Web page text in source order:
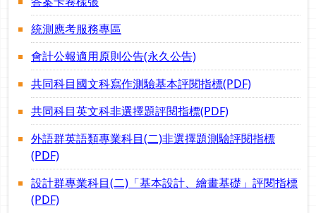
統測應考服務專區
會計公報適用原則公告(永久公告)
共同科目國文科寫作測驗基本評閱指標(PDF)
共同科目英文科非選擇題評閱指標(PDF)
外語群英語類專業科目(二)非選擇題測驗評閱指標
(PDF)
設計群專業科目(二)「基本設計、繪畫基礎」評閱指標
(PDF)